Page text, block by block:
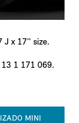
J x 17'' size.
13 1 171 069.
MINI